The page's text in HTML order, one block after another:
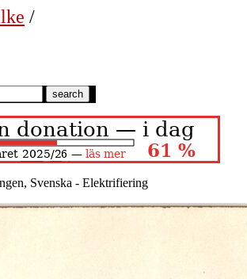
/
Svenska - Elektrifiering